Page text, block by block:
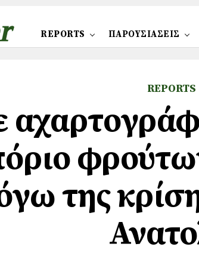
REPORTS ΠΑΡΟΥΣΙΑΣΕΙΣ
REPORTS
της